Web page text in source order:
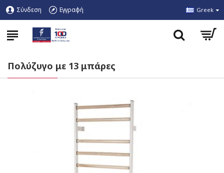
Σύνδεση Εγγραφή Greek
Πολύζυγο με 13 μπάρες